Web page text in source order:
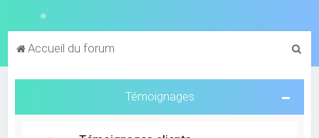
Accueil du forum
Témoignages